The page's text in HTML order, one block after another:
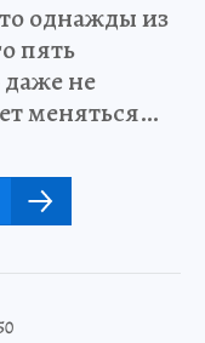
однажды из
пять
даже не
меняться…